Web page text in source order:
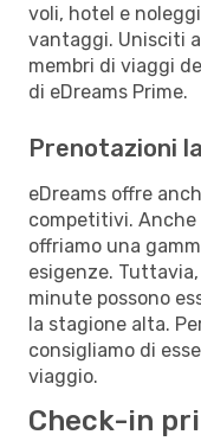
voli, hotel e
vantaggi. Unisciti
membri di viaggi
di eDreams Prime.
Prenotazioni
eDreams offre
competitivi. Anche
offriamo una
esigenze.
minute possono
la stagione alta.
consigliamo di
viaggio.
Check-in